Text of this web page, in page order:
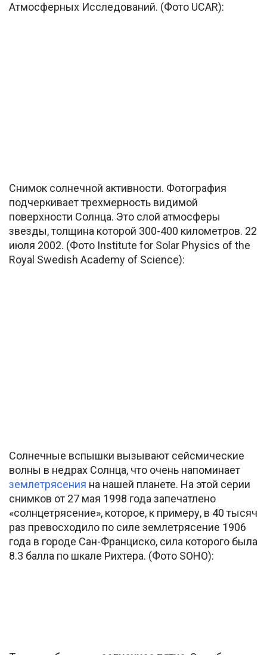
Атмосферных Исследований. (Фото UCAR):
Снимок солнечной активности. Фотография
подчеркивает трехмерность видимой
поверхности Солнца. Это слой атмосферы
звезды, толщина которой 300-400 километров. 22
июля 2002. (Фото Institute for Solar Physics of the
Royal Swedish Academy of Science):
Солнечные вспышки вызывают сейсмические
волны в недрах Солнца, что очень напоминает
землетрясения на нашей планете. На этой серии
снимков от 27 мая 1998 года запечатлено
«солнцетрясение», которое, к примеру, в 40 тысяч
раз превосходило по силе землетрясение 1906
года в городе Сан-Франциско, сила которого была
8.3 балла по шкале Рихтера. (Фото SOHO):